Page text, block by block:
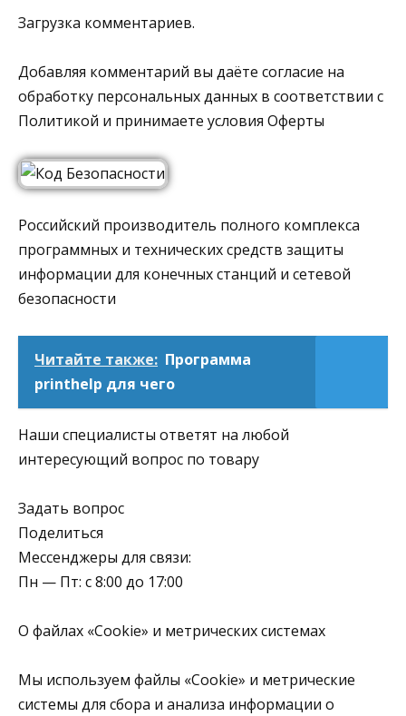
Загрузка комментариев.
Добавляя комментарий вы даёте согласие на
обработку персональных данных в соответствии с
Политикой и принимаете условия Оферты
Российский производитель полного комплекса
программных и технических средств защиты
информации для конечных станций и сетевой
безопасности
Читайте также: Программа
printhelp для чего
Наши специалисты ответят на любой
интересующий вопрос по товару
Задать вопрос
Поделиться
Мессенджеры для связи:
Пн — Пт: с 8:00 до 17:00
О файлах «Cookie» и метрических системах
Мы используем файлы «Cookie» и метрические
системы для сбора и анализа информации о